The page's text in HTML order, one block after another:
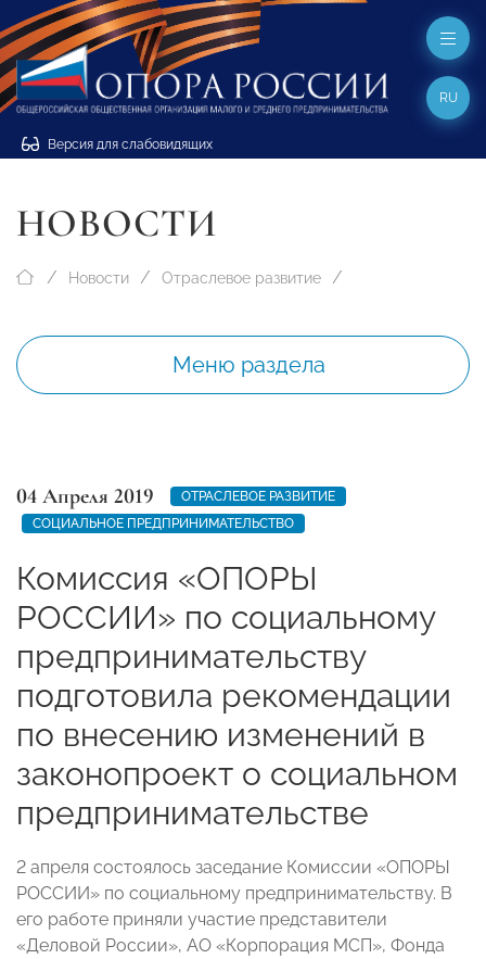
Версия для слабовидящих
RU
НОВОСТИ
Новости Отраслевое развитие
Меню раздела
04 Апреля 2019
ОТРАСЛЕВОЕ РАЗВИТИЕ
СОЦИАЛЬНОЕ ПРЕДПРИНИМАТЕЛЬСТВО
Комиссия «ОПОРЫ
РОССИИ» по социальному
предпринимательству
подготовила рекомендации
по внесению изменений в
законопроект о социальном
предпринимательстве
2 апреля состоялось заседание Комиссии «ОПОРЫ
РОССИИ» по социальному предпринимательству. В
его работе приняли участие представители
«Деловой России», АО «Корпорация МСП», Фонда